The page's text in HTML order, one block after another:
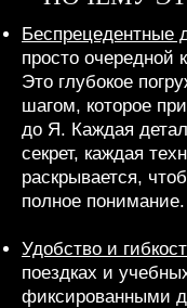
Беспрецедентные
просто очередной
Это глубокое
шагом, которое
до Я. Каждая
секрет, каждая
раскрывается,
полное понимание.
Удобство и
поездках и
фиксированными